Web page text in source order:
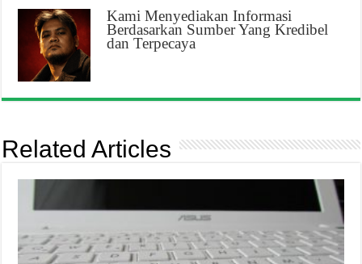
Kami Menyediakan Informasi
Berdasarkan Sumber Yang Kredibel
dan Terpecaya
Related Articles